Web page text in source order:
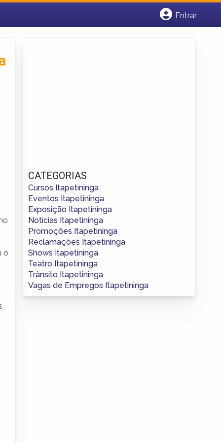
Entrar
o
CATEGORIAS
Cursos Itapetininga
Eventos Itapetininga
Exposição Itapetininga
Notícias Itapetininga
Promoções Itapetininga
Reclamações Itapetininga
Shows Itapetininga
Teatro Itapetininga
Trânsito Itapetininga
Vagas de Empregos Itapetininga